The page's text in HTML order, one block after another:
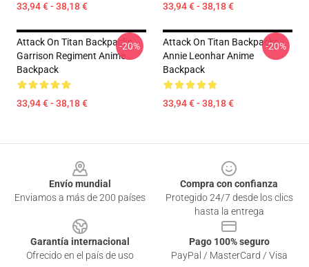
33,94 € - 38,18 € 33,94 € - 38,18 €
Attack On Titan Backpacks -
Garrison Regiment Anime
Backpack
33,94 € - 38,18 €
-20%
Attack On Titan Backpacks -
Annie Leonhar Anime
Backpack
33,94 € - 38,18 €
-20%
Envío mundial
Enviamos a más de 200 países
Compra con confianza
Protegido 24/7 desde los clics
hasta la entrega
Garantía internacional
Ofrecido en el país de uso
Pago 100% seguro
PayPal / MasterCard / Visa